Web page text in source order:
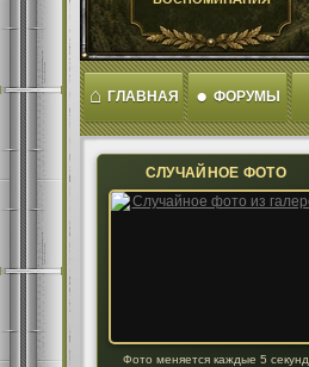
⌂ ГЛАВНАЯ ● ФОРУМЫ
СЛУЧАЙНОЕ ФОТО
Фото меняется каждые 5 секунд